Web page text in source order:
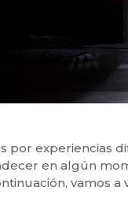
por experiencias
en algún
vamos a